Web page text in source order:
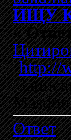
ИЩУ
«
http://
Ответ